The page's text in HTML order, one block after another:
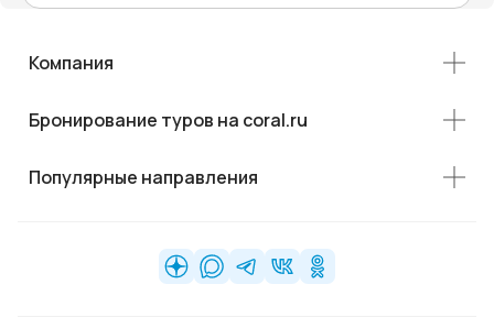
Компания
Бронирование туров на coral.ru
Популярные направления